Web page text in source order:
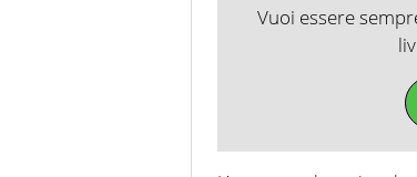
Vuoi essere